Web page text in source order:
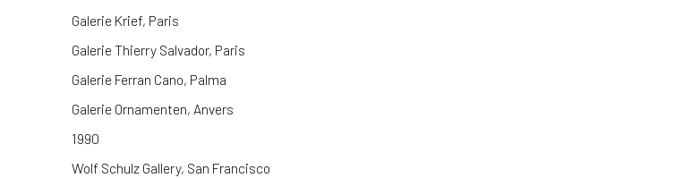
Galerie Krief, Paris
Galerie Thierry Salvador, Paris
Galerie Ferran Cano, Palma
Galerie Ornamenten, Anvers
1990
Wolf Schulz Gallery, San Francisco